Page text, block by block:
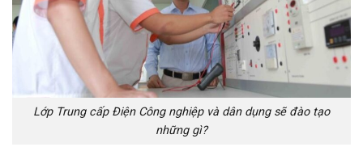
Lớp Trung cấp Điện Công nghiệp và dân dụng sẽ đào tạo
những gì?